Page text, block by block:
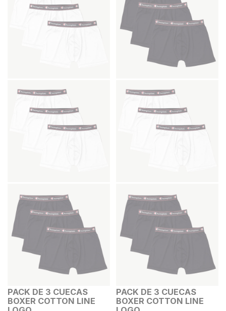
PACK DE 3 CUECAS
BOXER COTTON LINE
PACK DE 3 CUECAS
BOXER COTTON LINE